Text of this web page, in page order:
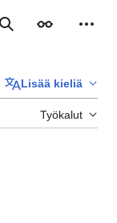
Haku Ulkoasu
Lisää kieliä
Työkalut